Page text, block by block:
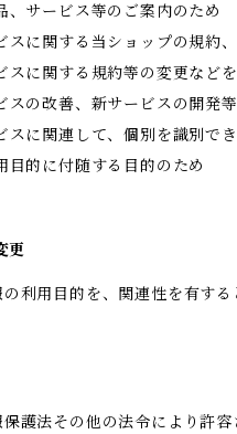
、サービス等のご案内のため
スに関する当ショップの規
スに関する規約等の変更など
スの改善、新サービスの開発
スに関連して、個別を識別で
目的に付随する目的のため
更
利用目的を、関連性を有す
護法その他の法令により許